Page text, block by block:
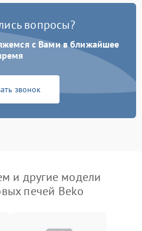
вопросы?
с Вами в ближайшее
звонок
и другие модели
печей Beko